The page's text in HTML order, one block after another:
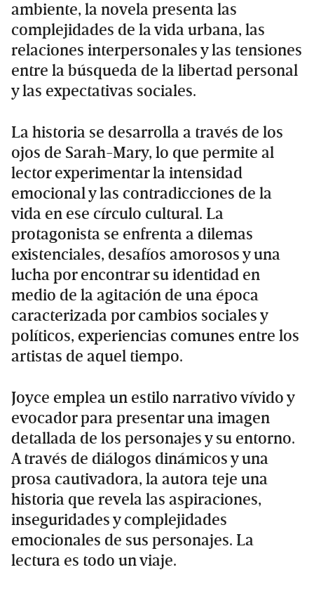
ambiente, la novela presenta las
complejidades de la vida urbana, las
relaciones interpersonales y las tensiones
entre la búsqueda de la libertad personal
y las expectativas sociales.
La historia se desarrolla a través de los
ojos de Sarah-Mary, lo que permite al
lector experimentar la intensidad
emocional y las contradicciones de la
vida en ese círculo cultural. La
protagonista se enfrenta a dilemas
existenciales, desafíos amorosos y una
lucha por encontrar su identidad en
medio de la agitación de una época
caracterizada por cambios sociales y
políticos, experiencias comunes entre los
artistas de aquel tiempo.
Joyce emplea un estilo narrativo vívido y
evocador para presentar una imagen
detallada de los personajes y su entorno.
A través de diálogos dinámicos y una
prosa cautivadora, la autora teje una
historia que revela las aspiraciones,
inseguridades y complejidades
emocionales de sus personajes. La
lectura es todo un viaje.